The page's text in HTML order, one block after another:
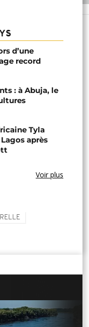
d’une
record
: à Abuja, le
Tyla
après
Voir plus